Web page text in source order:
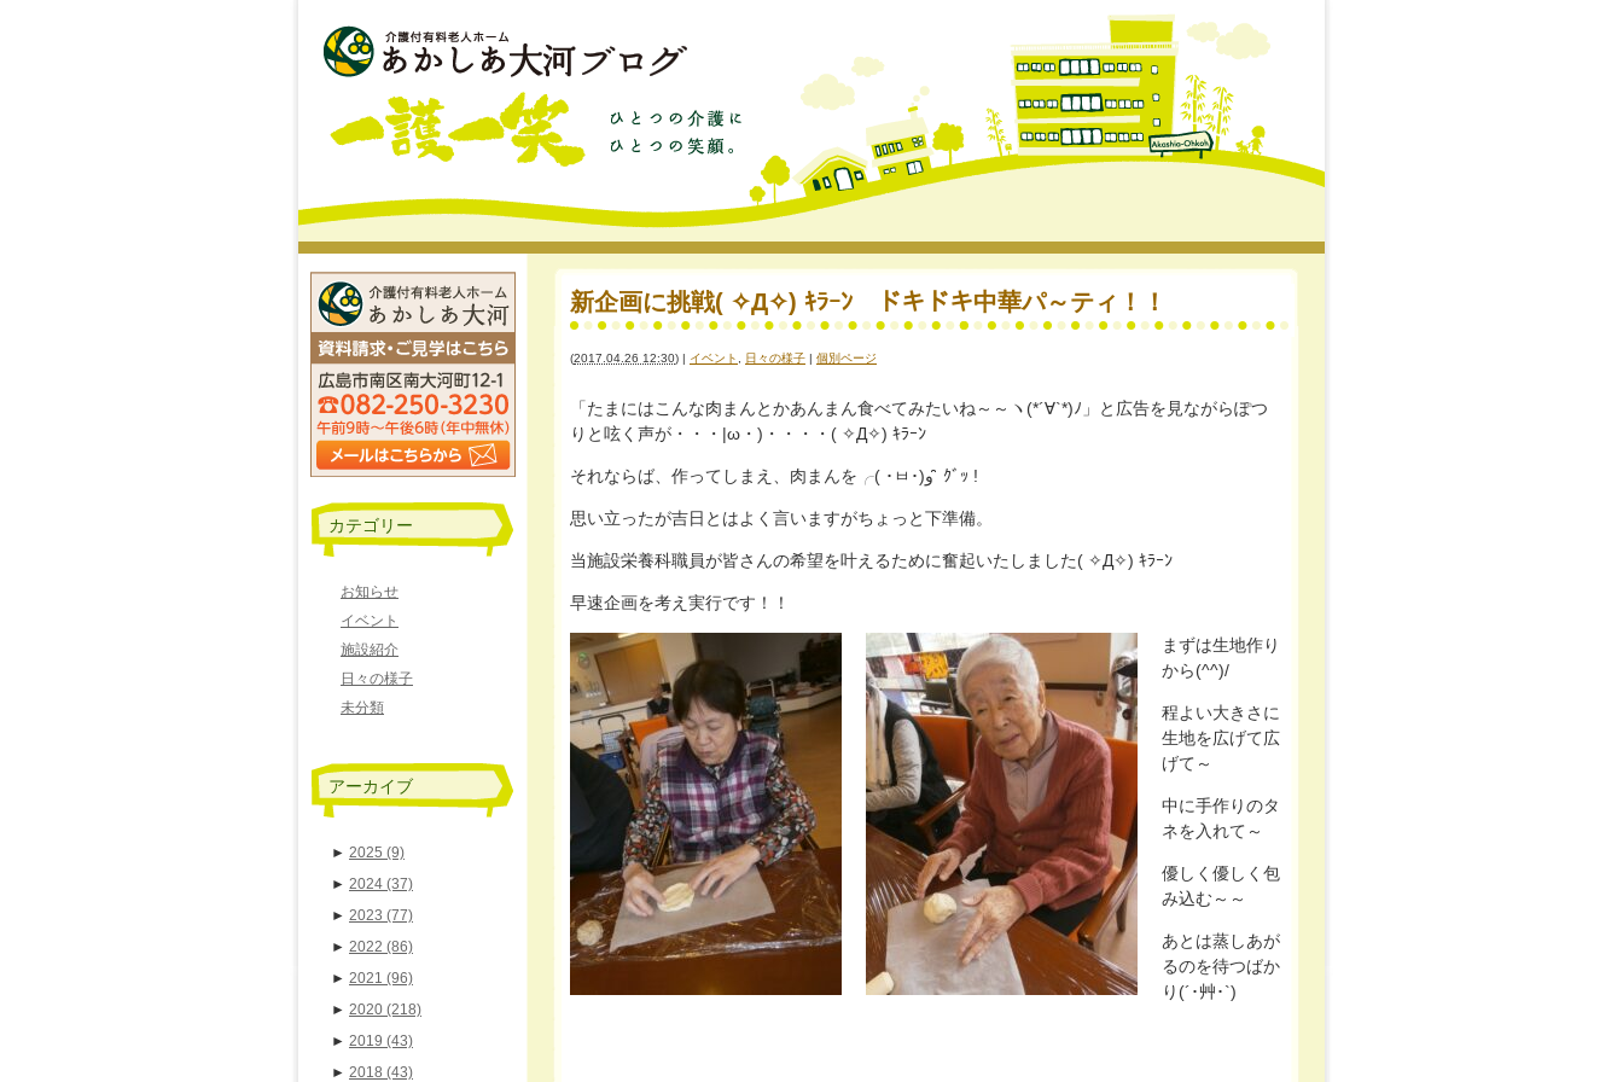
新企画に挑戦( ✧Д✧) ｷﾗｰﾝ ドキドキ中華パ～ティ！！
(2017.04.26 12:30) | イベント 日々の様子 | 個別ページ
「たまにはこんな肉まんとかあんまん食べてみたいね～～ヽ(*´∀`*)ﾉ」と広告を見ながらぽつ
りと呟く声が・・・|ω・)・・・・( ✧Д✧) ｷﾗｰﾝ
それならば、作ってしまえ、肉まんを╭( ･ㅂ･)و ̑̑ ｸﾞｯ !
思い立ったが吉日とはよく言いますがちょっと下準備。
当施設栄養科職員が皆さんの希望を叶えるために奮起いたしました( ✧Д✧) ｷﾗｰﾝ
早速企画を考え実行です！！
まずは生地作り
から(^^)/
程よい大きさに
生地を広げて広
げて～
中に手作りのタ
ネを入れて～
優しく優しく包
み込む～～
あとは蒸しあが
るのを待つばか
り(´･艸･`)
カテゴリー
お知らせ
イベント
施設紹介
日々の様子
未分類
アーカイブ
► 2025 (9)
► 2024 (37)
► 2023 (77)
► 2022 (86)
► 2021 (96)
► 2020 (218)
► 2019 (43)
► 2018 (43)